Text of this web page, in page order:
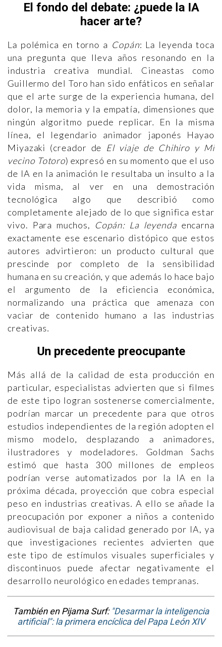
El fondo del debate: ¿puede la IA
hacer arte?
La polémica en torno a Copán: La leyenda toca
una pregunta que lleva años resonando en la
industria creativa mundial. Cineastas como
Guillermo del Toro han sido enfáticos en señalar
que el arte surge de la experiencia humana, del
dolor, la memoria y la empatía, dimensiones que
ningún algoritmo puede replicar. En la misma
línea, el legendario animador japonés Hayao
Miyazaki (creador de El viaje de Chihiro y Mi
vecino Totoro) expresó en su momento que el uso
de IA en la animación le resultaba un insulto a la
vida misma, al ver en una demostración
tecnológica algo que describió como
completamente alejado de lo que significa estar
vivo. Para muchos, Copán: La leyenda encarna
exactamente ese escenario distópico que estos
autores advirtieron: un producto cultural que
prescinde por completo de la sensibilidad
humana en su creación, y que además lo hace bajo
el argumento de la eficiencia económica,
normalizando una práctica que amenaza con
vaciar de contenido humano a las industrias
creativas.
Un precedente preocupante
Más allá de la calidad de esta producción en
particular, especialistas advierten que si filmes
de este tipo logran sostenerse comercialmente,
podrían marcar un precedente para que otros
estudios independientes de la región adopten el
mismo modelo, desplazando a animadores,
ilustradores y modeladores. Goldman Sachs
estimó que hasta 300 millones de empleos
podrían verse automatizados por la IA en la
próxima década, proyección que cobra especial
peso en industrias creativas. A ello se añade la
preocupación por exponer a niños a contenido
audiovisual de baja calidad generado por IA, ya
que investigaciones recientes advierten que
este tipo de estímulos visuales superficiales y
discontinuos puede afectar negativamente el
desarrollo neurológico en edades tempranas.
También en Pijama Surf: "Desarmar la inteligencia
artificial": la primera encíclica del Papa León XIV